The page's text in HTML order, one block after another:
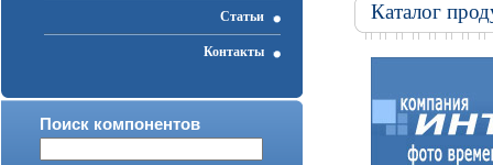
Статьи
Контакты
Поиск компонентов
Каталог